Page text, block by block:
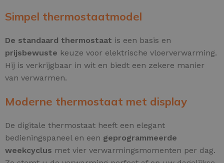
Simpel thermostaatmodel
De standaard thermostaat is een basis en
prijsbewuste keuze voor elektrische vloerverwarming.
Hij is verkrijgbaar in wit en biedt een zekere manier
van verwarmen.
Moderne thermostaat met display
De digitale thermostaat heeft een elegant
bedieningspaneel en een geprogrammeerde
weekcyclus met vier verwarmingsmomenten per dag.